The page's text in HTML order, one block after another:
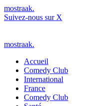
mostraak.
Suivez-nous sur X
mostraak.
Accueil
Comedy Club
International
France
Comedy Club